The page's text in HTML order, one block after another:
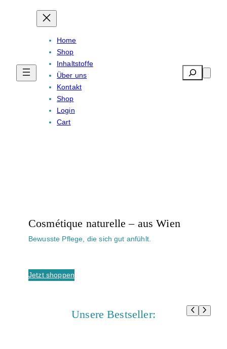
Home
Shop
Inhaltstoffe
Über uns
Kontakt
Shop
Login
Cart
Search
Cosmétique naturelle – aus Wien
Bewusste Pflege, die sich gut anfühlt.
Jetzt shoppen
Unsere Bestseller: